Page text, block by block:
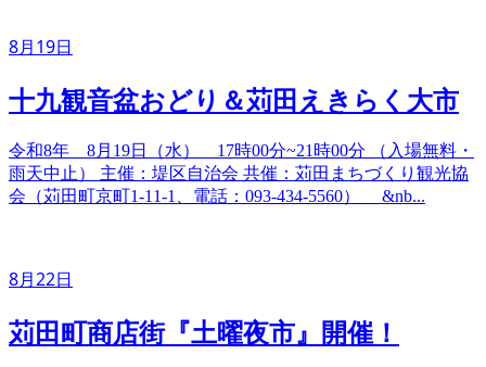
8月19日
十九観音盆おどり＆苅田えきらく大市
令和8年 8月19日（水） 17時00分~21時00分 （入場無料・
雨天中止） 主催：堤区自治会 共催：苅田まちづくり観光協
会（苅田町京町1-11-1、電話：093-434-5560） &nb...
8月22日
苅田町商店街『土曜夜市』開催！